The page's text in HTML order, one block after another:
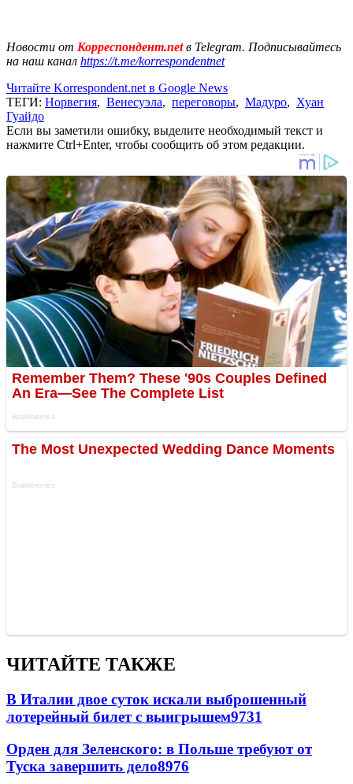
Новости от Корреспондент.netв Telegram. Подписывайтесь
на наш канал https://t.me/korrespondentnet
Читайте Korrespondent.net в Google News
ТЕГИ: Норвегия, Венесуэла, переговоры, Мадуро, Хуан
Гуайдо
Если вы заметили ошибку, выделите необходимый текст и
нажмите Ctrl+Enter, чтобы сообщить об этом редакции.
ЧИТАЙТЕ ТАКЖЕ
В Италии двое суток искали выброшенный
лотерейный билет с выигрышем9731
Орден для Зеленского: в Польше требуют от
Туска завершить дело8976